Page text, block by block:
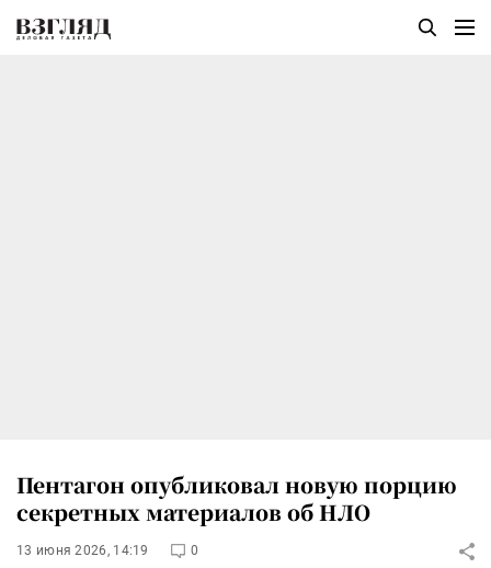
Пентагон опубликовал новую порцию
секретных материалов об НЛО
13 июня 2026, 14:19 0